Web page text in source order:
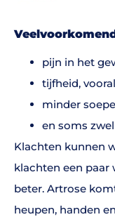
pijn in het
tijfheid,
minder
en soms
Klachten kunnen
klachten een paar
beter. Artrose
heupen, handen